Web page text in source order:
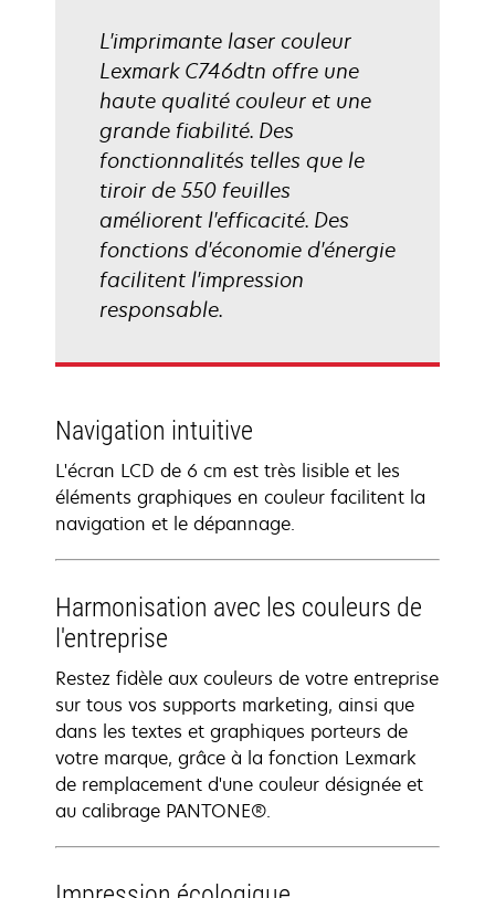
L'imprimante laser couleur
Lexmark C746dtn offre une
haute qualité couleur et une
grande fiabilité. Des
fonctionnalités telles que le
tiroir de 550 feuilles
améliorent l'efficacité. Des
fonctions d'économie d'énergie
facilitent l'impression
responsable.
Navigation intuitive
L'écran LCD de 6 cm est très lisible et les
éléments graphiques en couleur facilitent la
navigation et le dépannage.
Harmonisation avec les couleurs de
l'entreprise
Restez fidèle aux couleurs de votre entreprise
sur tous vos supports marketing, ainsi que
dans les textes et graphiques porteurs de
votre marque, grâce à la fonction Lexmark
de remplacement d'une couleur désignée et
au calibrage PANTONE®.